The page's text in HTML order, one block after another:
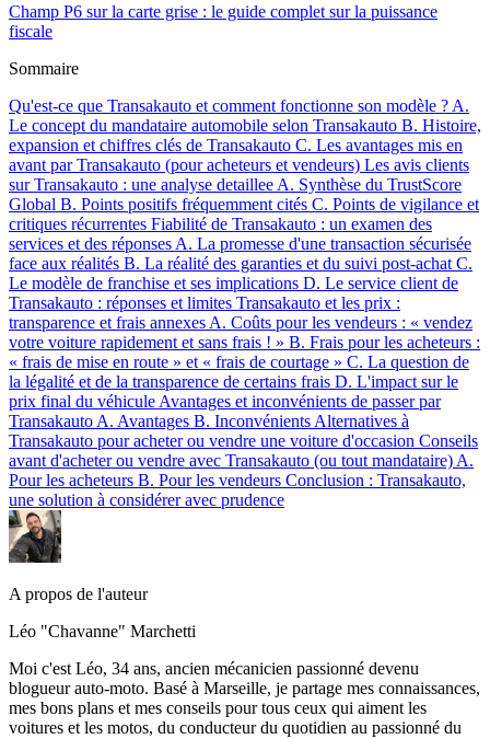
Champ P6 sur la carte grise : le guide complet sur la puissance
fiscale
Sommaire
Qu'est-ce que Transakauto et comment fonctionne son modèle ? A.
Le concept du mandataire automobile selon Transakauto B. Histoire,
expansion et chiffres clés de Transakauto C. Les avantages mis en
avant par Transakauto (pour acheteurs et vendeurs) Les avis clients
sur Transakauto : une analyse detaillee A. Synthèse du TrustScore
Global B. Points positifs fréquemment cités C. Points de vigilance et
critiques récurrentes Fiabilité de Transakauto : un examen des
services et des réponses A. La promesse d'une transaction sécurisée
face aux réalités B. La réalité des garanties et du suivi post-achat C.
Le modèle de franchise et ses implications D. Le service client de
Transakauto : réponses et limites Transakauto et les prix :
transparence et frais annexes A. Coûts pour les vendeurs : « vendez
votre voiture rapidement et sans frais ! » B. Frais pour les acheteurs :
« frais de mise en route » et « frais de courtage » C. La question de
la légalité et de la transparence de certains frais D. L'impact sur le
prix final du véhicule Avantages et inconvénients de passer par
Transakauto A. Avantages B. Inconvénients Alternatives à
Transakauto pour acheter ou vendre une voiture d'occasion Conseils
avant d'acheter ou vendre avec Transakauto (ou tout mandataire) A.
Pour les acheteurs B. Pour les vendeurs Conclusion : Transakauto,
une solution à considérer avec prudence
A propos de l'auteur
Léo "Chavanne" Marchetti
Moi c'est Léo, 34 ans, ancien mécanicien passionné devenu
blogueur auto-moto. Basé à Marseille, je partage mes connaissances,
mes bons plans et mes conseils pour tous ceux qui aiment les
voitures et les motos, du conducteur du quotidien au passionné du